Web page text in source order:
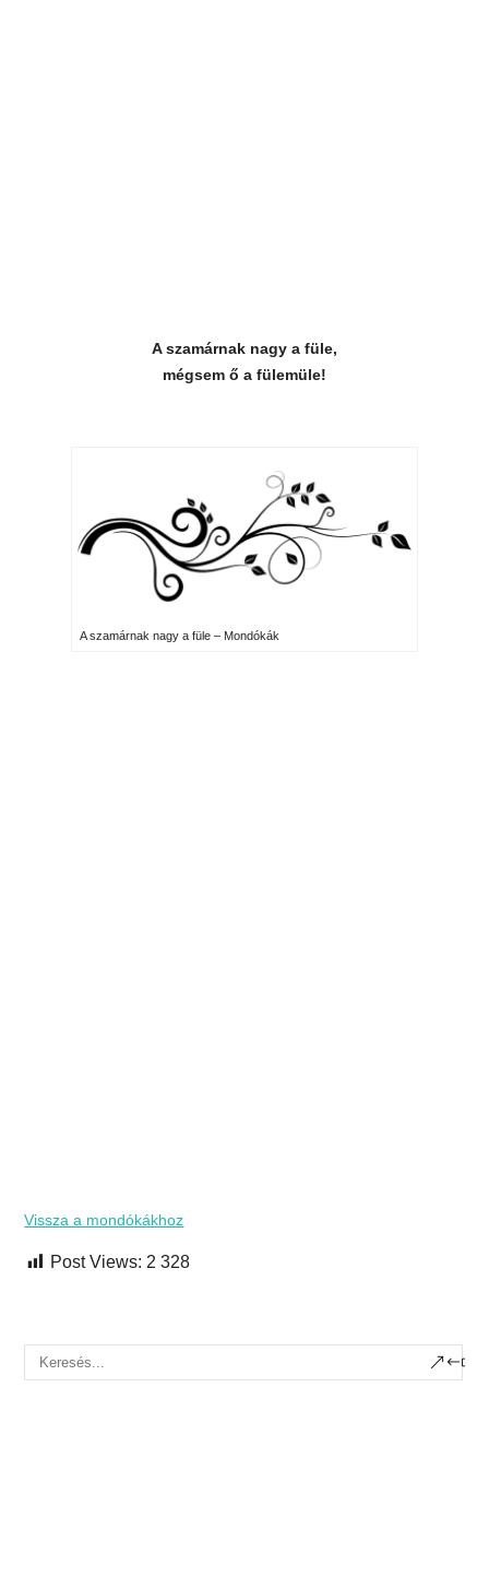
A szamárnak nagy a füle,
mégsem ő a fülemüle!
A szamárnak nagy a füle – Mondókák
Vissza a mondókákhoz
Post Views: 2 328